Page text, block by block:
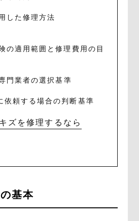
した修理方法
の適用範囲と修理費用の目
門業者の選択基準
依頼する場合の判断基準
ズを修理するなら
基本